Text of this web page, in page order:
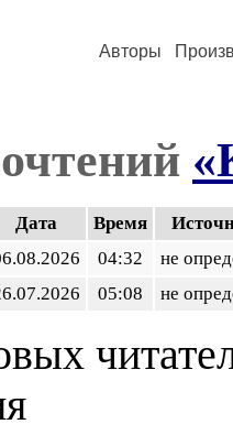
Авторы
Дата Время
04:32
не
05:08 не